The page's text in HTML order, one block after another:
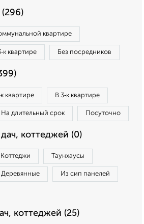
квартире
квартире Без посредников
квартире В 3‑к квартире
На длительный срок Посуточно
коттеджей (0)
Коттеджи Таунхаусы
Деревянные Из сип панелей
коттеджей (25)